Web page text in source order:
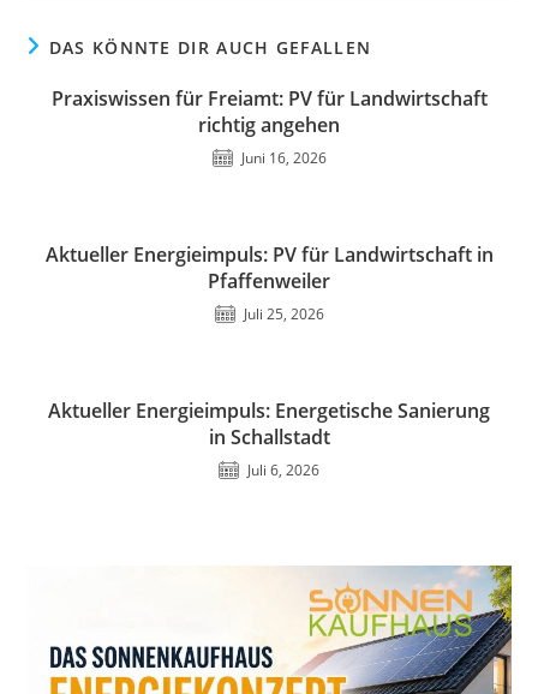
DAS KÖNNTE DIR AUCH GEFALLEN
Praxiswissen für Freiamt: PV für Landwirtschaft
richtig angehen
Juni 16, 2026
Aktueller Energieimpuls: PV für Landwirtschaft in
Pfaffenweiler
Juli 25, 2026
Aktueller Energieimpuls: Energetische Sanierung
in Schallstadt
Juli 6, 2026